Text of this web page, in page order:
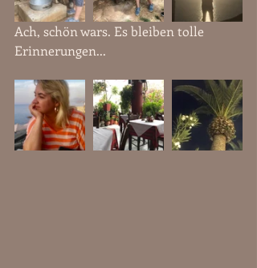
Ach, schön wars. Es bleiben tolle
Erinnerungen...